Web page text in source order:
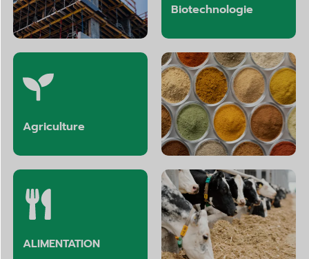
La construction Biotechnologie
Agriculture Arômes et parfums
ALIMENTATION Alimentation animale